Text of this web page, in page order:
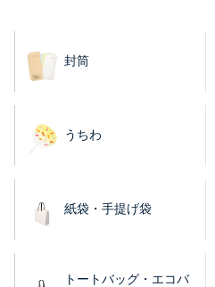
封筒
うちわ
紙袋・手提げ袋
トートバッグ・エコバ